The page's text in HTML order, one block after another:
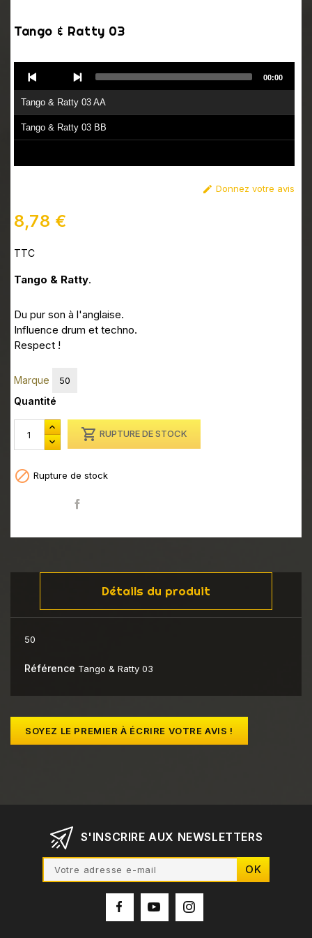
Tango & Ratty 03
Player
Tango & Ratty 03 AA
Tango & Ratty 03 BB
00:00
 Donnez votre avis
8,78 €
TTC
Tango & Ratty.
Du pur son à l'anglaise.
Influence drum et techno.
Respect !
Marque 50
Quantité
 RUPTURE DE STOCK
 Rupture de stock
Détails du produit
50
Référence Tango & Ratty 03
SOYEZ LE PREMIER À ÉCRIRE VOTRE AVIS !
S'INSCRIRE AUX NEWSLETTERS